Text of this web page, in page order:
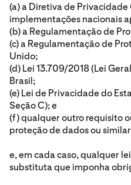
(a) a Diretiva de
implementações nacionais
(b) a Regulamentação de
(c) a Regulamentação de
Unido;
(d) Lei 13.709/2018 (Lei
Brasil;
(e) Lei de Privacidade do
Seção C); e
(f) qualquer outro requisito
proteção de dados ou
e, em cada caso, qualquer
substituta que imponha